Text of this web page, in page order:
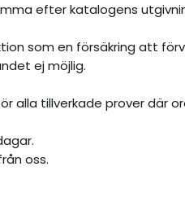
efter katalogens
som en försäkring att
ej möjlig.
alla tillverkade prover där
oss.